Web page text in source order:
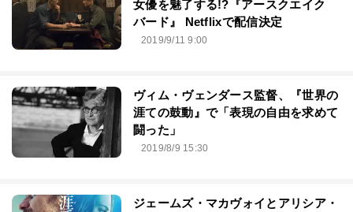
女優を魅了する!?『アースクエイク
バード』 Netflixで配信決定
2019/9/11 9:00
ヴィム・ヴェンダース監督、『世界の
涯ての鼓動』で「表現の自由を求めて
闘った」
2019/8/9 15:30
ジェームズ・マカヴォイとアリシア・